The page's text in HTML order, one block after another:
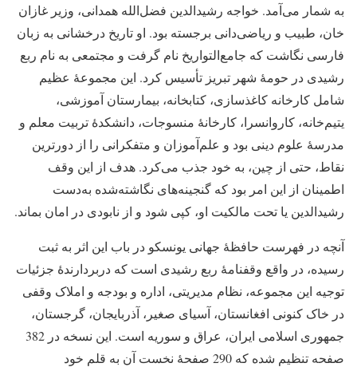
به شمار می‌آمد. خواجه رشید‌الدین فضل‌الله همدانی، وزیر غازان
خان، طبیب و ریاضی‌دانی برجسته بود. او تاریخ درخشانی به زبان
فارسی نگاشت که جامع‌التواریخ نام گرفت و مجتمعی به نام ربع
رشیدی در حومۀ شهر تبریز تأسیس کرد. این مجموعۀ عظیم
شامل کارخانه کاغذسازی، کتابخانه، بیمارستان آموزشی،
یتیم‌خانه، کاروانسرا، کارخانۀ منسوجات، دانشکدۀ تربیت معلم و
مدرسۀ علوم دینی بود و علم‌آموزان و متفکرانی را از دورترین
نقاط، حتی از چین، به خود جذب می‌کرد. هدف از این وقف
اطمینان از این امر بود که گنجینه‌های نگاشته‌شده به‌دست
رشیدالدین یا تحت مالکیت او، کپی شود و از نابودی در امان بماند.
آنچه در فهرست حافظۀ جهانی یونسکو در باب این اثر به ثبت
رسیده، در واقع وقفنامۀ ربع رشیدی است که دربردارندۀ جزئیات
توجیه این مجموعه، نظام مدیریتی، اداره و بودجه و املاک وقفی
در خاک کنونی افغانستان، آسیای صغیر، آذربایجان، گرجستان،
جمهوری اسلامی ایران، عراق و سوریه است. این نسخه در 382
صفحه تنظیم شده که 290 صفحۀ نخست آن به قلم خود